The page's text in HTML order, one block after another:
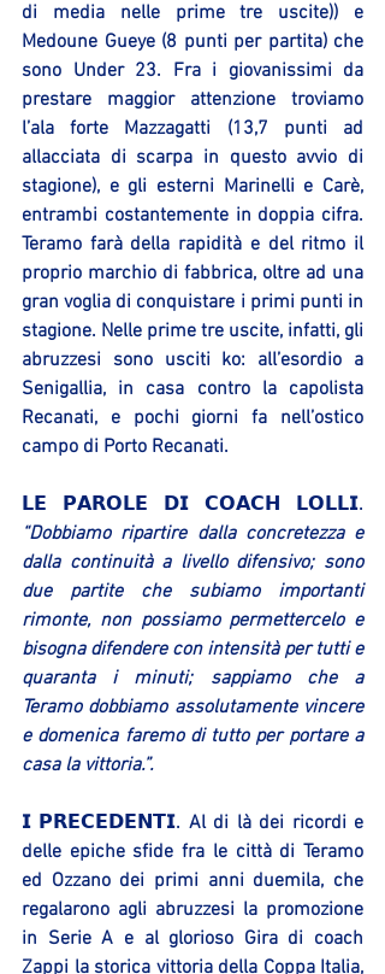
di media nelle prime tre uscite)) e
Medoune Gueye (8 punti per partita) che
sono Under 23. Fra i giovanissimi da
prestare maggior attenzione troviamo
l’ala forte Mazzagatti (13,7 punti ad
allacciata di scarpa in questo avvio di
stagione), e gli esterni Marinelli e Carè,
entrambi costantemente in doppia cifra.
Teramo farà della rapidità e del ritmo il
proprio marchio di fabbrica, oltre ad una
gran voglia di conquistare i primi punti in
stagione. Nelle prime tre uscite, infatti, gli
abruzzesi sono usciti ko: all’esordio a
Senigallia, in casa contro la capolista
Recanati, e pochi giorni fa nell’ostico
campo di Porto Recanati.
𝗟𝗘 𝗣𝗔𝗥𝗢𝗟𝗘 𝗗𝗜 𝗖𝗢𝗔𝗖𝗛 𝗟𝗢𝗟𝗟𝗜.
“Dobbiamo ripartire dalla concretezza e
dalla continuità a livello difensivo; sono
due partite che subiamo importanti
rimonte, non possiamo permettercelo e
bisogna difendere con intensità per tutti e
quaranta i minuti; sappiamo che a
Teramo dobbiamo assolutamente vincere
e domenica faremo di tutto per portare a
casa la vittoria.”.
𝗜 𝗣𝗥𝗘𝗖𝗘𝗗𝗘𝗡𝗧𝗜. Al di là dei ricordi e
delle epiche sfide fra le città di Teramo
ed Ozzano dei primi anni duemila, che
regalarono agli abruzzesi la promozione
in Serie A e al glorioso Gira di coach
Zappi la storica vittoria della Coppa Italia,